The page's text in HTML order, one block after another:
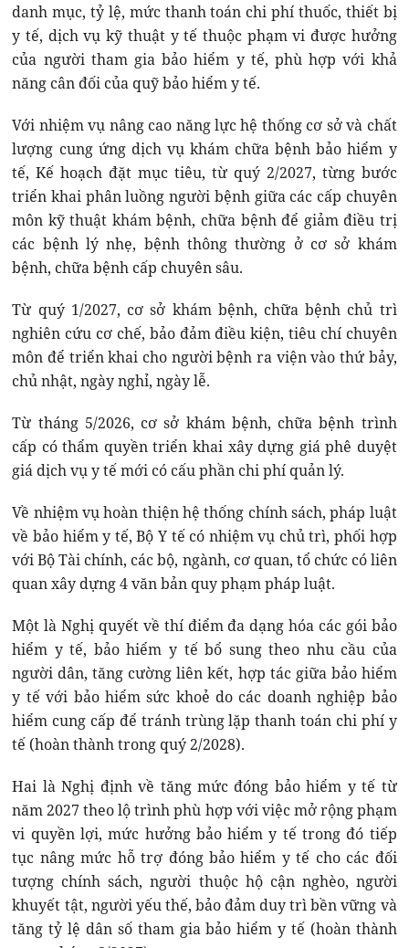
danh mục, tỷ lệ, mức thanh toán chi phí thuốc, thiết bị
y tế, dịch vụ kỹ thuật y tế thuộc phạm vi được hưởng
của người tham gia bảo hiểm y tế, phù hợp với khả
năng cân đối của quỹ bảo hiểm y tế.
Với nhiệm vụ nâng cao năng lực hệ thống cơ sở và chất
lượng cung ứng dịch vụ khám chữa bệnh bảo hiểm y
tế, Kế hoạch đặt mục tiêu, từ quý 2/2027, từng bước
triển khai phân luồng người bệnh giữa các cấp chuyên
môn kỹ thuật khám bệnh, chữa bệnh để giảm điều trị
các bệnh lý nhẹ, bệnh thông thường ở cơ sở khám
bệnh, chữa bệnh cấp chuyên sâu.
Từ quý 1/2027, cơ sở khám bệnh, chữa bệnh chủ trì
nghiên cứu cơ chế, bảo đảm điều kiện, tiêu chí chuyên
môn để triển khai cho người bệnh ra viện vào thứ bảy,
chủ nhật, ngày nghỉ, ngày lễ.
Từ tháng 5/2026, cơ sở khám bệnh, chữa bệnh trình
cấp có thẩm quyền triển khai xây dựng giá phê duyệt
giá dịch vụ y tế mới có cấu phần chi phí quản lý.
Về nhiệm vụ hoàn thiện hệ thống chính sách, pháp luật
về bảo hiểm y tế, Bộ Y tế có nhiệm vụ chủ trì, phối hợp
với Bộ Tài chính, các bộ, ngành, cơ quan, tổ chức có liên
quan xây dựng 4 văn bản quy phạm pháp luật.
Một là Nghị quyết về thí điểm đa dạng hóa các gói bảo
hiểm y tế, bảo hiểm y tế bổ sung theo nhu cầu của
người dân, tăng cường liên kết, hợp tác giữa bảo hiểm
y tế với bảo hiểm sức khoẻ do các doanh nghiệp bảo
hiểm cung cấp để tránh trùng lặp thanh toán chi phí y
tế (hoàn thành trong quý 2/2028).
Hai là Nghị định về tăng mức đóng bảo hiểm y tế từ
năm 2027 theo lộ trình phù hợp với việc mở rộng phạm
vi quyền lợi, mức hưởng bảo hiểm y tế trong đó tiếp
tục nâng mức hỗ trợ đóng bảo hiểm y tế cho các đối
tượng chính sách, người thuộc hộ cận nghèo, người
khuyết tật, người yếu thế, bảo đảm duy trì bền vững và
tăng tỷ lệ dân số tham gia bảo hiểm y tế (hoàn thành